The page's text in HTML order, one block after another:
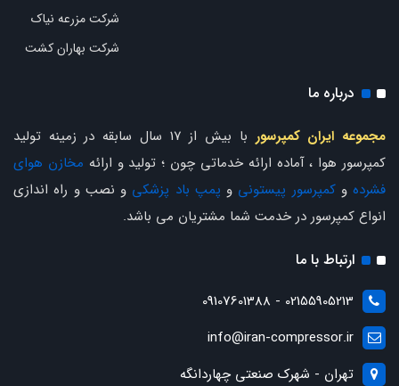
شرکت مزرعه نیاک
شرکت بهاران کشت
درباره ما
مجموعه ایران کمپرسور
با بیش از 17 سال سابقه در زمینه تولید
کمپرسور هوا ، آماده ارائه خدماتی چون ؛ تولید و ارائه مخازن هوای
فشرده وکمپرسور پیستونی و پمپ باد پزشکی و نصب و راه اندازی
انواع کمپرسور در خدمت شما مشتریان می باشد.
ارتباط با ما
02155905213 - 09107601388
info@iran-compressor.ir
تهران - شهرک صنعتی چهاردانگه